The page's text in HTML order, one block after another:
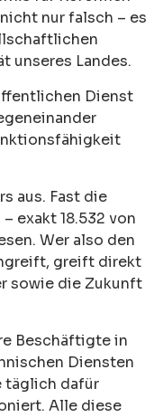
nur falsch – es
unseres Landes.
Dienst
aus. Fast die
exakt 18.532 von
Wer also den
greift direkt
sowie die Zukunft
Beschäftigte in
Diensten
täglich dafür
Alle diese